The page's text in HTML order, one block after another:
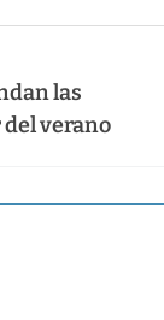
las
del verano